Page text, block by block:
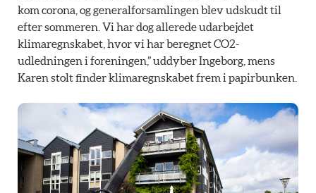
kom corona, og generalforsamlingen blev udskudt til
efter sommeren. Vi har dog allerede udarbejdet
klimaregnskabet, hvor vi har beregnet CO2-
udledningen i foreningen,” uddyber Ingeborg, mens
Karen stolt finder klimaregnskabet frem i papirbunken.